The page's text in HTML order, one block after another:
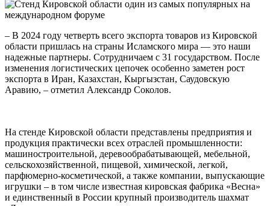
– В 2024 году четверть всего экспорта товаров из Кировской
области пришлась на страны Исламского мира — это наши
надежные партнеры. Сотрудничаем с 31 государством. После
изменения логистических цепочек особенно заметен рост
экспорта в Иран, Казахстан, Кыргызстан, Саудовскую
Аравию, – отметил Александр Соколов.
На стенде Кировской области представлены предприятия и
продукция практически всех отраслей промышленности:
машиностроительной, деревообрабатывающей, мебельной,
сельскохозяйственной, пищевой, химической, легкой,
парфюмерно-косметической, а также компании, выпускающие
игрушки – в том числе известная кировская фабрика «Весна»
и единственный в России крупный производитель шахмат